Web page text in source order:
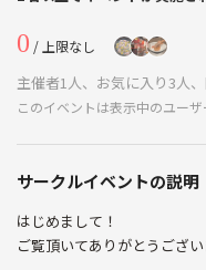
0 / 上限なし
主催者1人、お気に入り3人
このイベントは表示中のユー
サークルイベントの説明
はじめまして！
ご覧頂いてありがとうござい